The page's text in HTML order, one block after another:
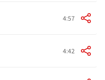
4:57
4:42